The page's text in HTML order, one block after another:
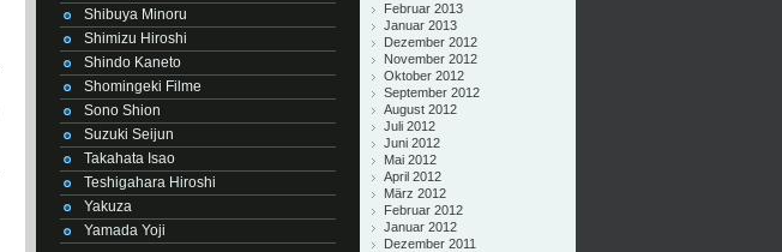
Shibuya Minoru
Shimizu Hiroshi
Shindo Kaneto
Shomingeki Filme
Sono Shion
Suzuki Seijun
Takahata Isao
Teshigahara Hiroshi
Yakuza
Yamada Yoji
Februar 2013
Januar 2013
Dezember 2012
November 2012
Oktober 2012
September 2012
August 2012
Juli 2012
Juni 2012
Mai 2012
April 2012
März 2012
Februar 2012
Januar 2012
Dezember 2011